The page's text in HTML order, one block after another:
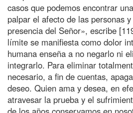
casos que podemos encontrar
palpar el afecto de las personas
presencia del Señor», escribe
límite se manifiesta como dolor
humana enseña a no negarlo ni
integrarlo. Para eliminar
necesario, a fin de cuentas,
deseo. Quien ama y desea, en
atravesar la prueba y el